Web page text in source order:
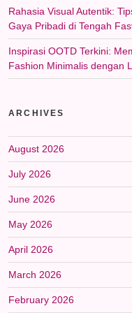
Rahasia Visual Autentik:
Gaya Pribadi di Tengah
Inspirasi OOTD Terkini:
Fashion Minimalis dengan
ARCHIVES
August 2026
July 2026
June 2026
May 2026
April 2026
March 2026
February 2026